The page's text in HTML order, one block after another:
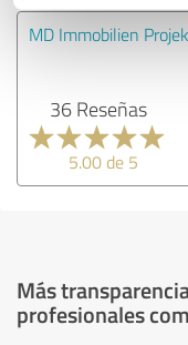
MD Immobilien
36 Reseñas
5.00 de 5
Más
profesionales